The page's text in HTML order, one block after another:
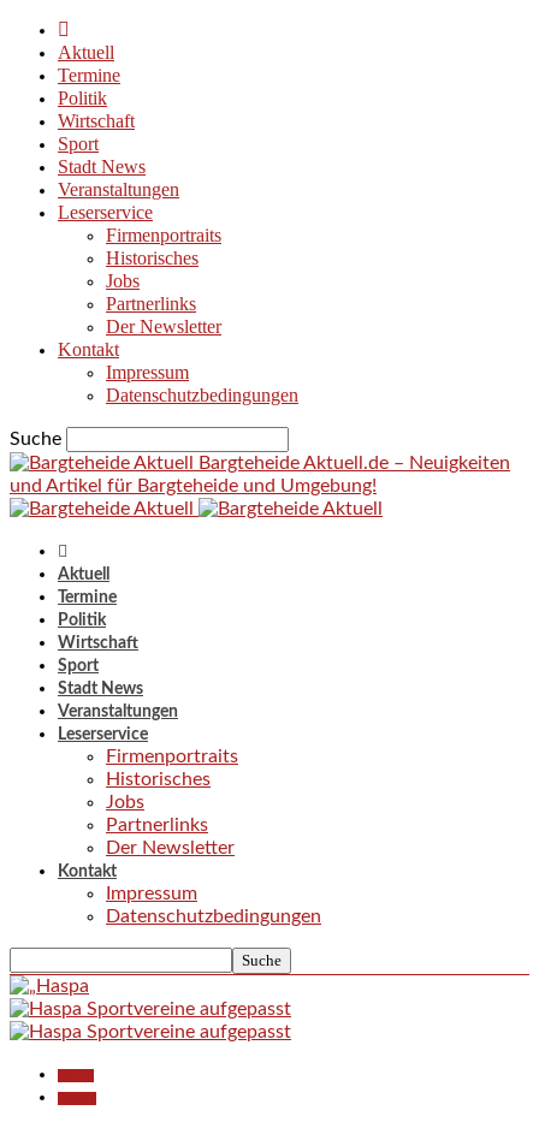
Aktuell
Termine
Politik
Wirtschaft
Sport
Stadt News
Veranstaltungen
Leserservice
Firmenportraits
Historisches
Jobs
Partnerlinks
Der Newsletter
Kontakt
Impressum
Datenschutzbedingungen
Suche
Bargteheide Aktuell.de – Neuigkeiten
und Artikel für Bargteheide und Umgebung!
Aktuell
Termine
Politik
Wirtschaft
Sport
Stadt News
Veranstaltungen
Leserservice
Firmenportraits
Historisches
Jobs
Partnerlinks
Der Newsletter
Kontakt
Impressum
Datenschutzbedingungen